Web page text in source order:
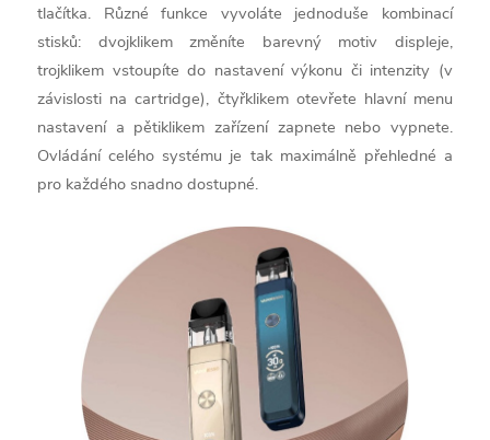
tlačítka. Různé funkce vyvoláte jednoduše kombinací
stisků: dvojklikem změníte barevný motiv displeje,
trojklikem vstoupíte do nastavení výkonu či intenzity (v
závislosti na cartridge), čtyřklikem otevřete hlavní menu
nastavení a pětiklikem zařízení zapnete nebo vypnete.
Ovládání celého systému je tak maximálně přehledné a
pro každého snadno dostupné.